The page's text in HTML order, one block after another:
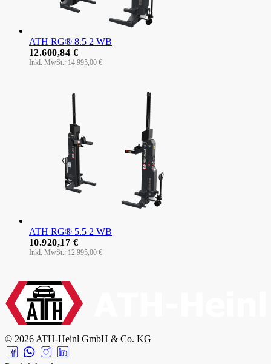
ATH RG® 8.5 2 WB
14.995,00 €
12.600,84 €
ATH RG® 5.5 2 WB
12.995,00 €
10.920,17 €
© 2026 ATH-Heinl GmbH & Co. KG